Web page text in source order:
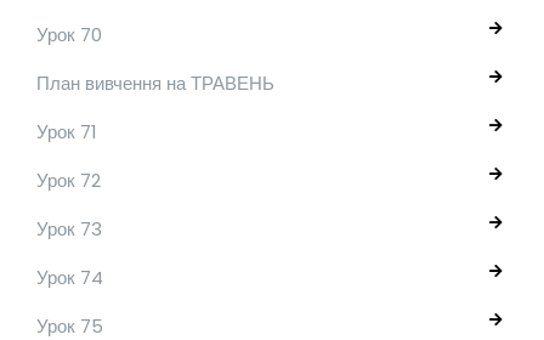
Урок 70
План вивчення на ТРАВЕНЬ
Урок 71
Урок 72
Урок 73
Урок 74
Урок 75